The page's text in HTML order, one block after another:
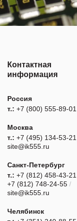
Контактная
информация
Россия
т.: +7 (800) 555-89-01
Москва
т.: +7 (495) 134-53-21
site@ik555.ru
Санкт-Петербург
т.: +7 (812) 458-43-21
+7 (812) 748-24-55 /
site@ik555.ru
Челябинск